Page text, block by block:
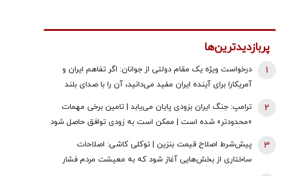
پربازدیدترین‌ها
درخواست ویژه یک مقام دولتی از جوانان: اگر تفاهم ایران و
آمریکارا برای آینده ایران مفید می‌دانید، آن را با صدای بلند
مطالبه کنید | کنشکر و ‌ذی‌نفع باشید، منفعل نمانید
1
ترامپ: جنگ ایران بزودی پایان می‌یابد | تامین برخی مهمات
«محدودتر» شده است | ممکن است به زودی توافق حاصل شود
2
پیش‌شرط اصلاح قیمت بنزین | توکلی کاشی: اصلاحات
ساختاری از بخش‌هایی آغاز شود که به معیشت مردم فشار
3